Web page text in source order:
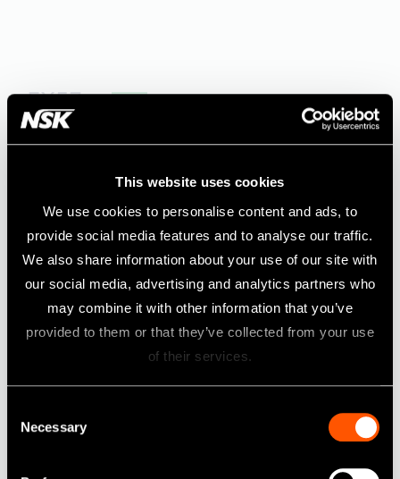
This website uses cookies
We use cookies to personalise content and ads, to
provide social media features and to analyse our traffic.
We also share information about your use of our site with
our social media, advertising and analytics partners who
may combine it with other information that you’ve
provided to them or that they’ve collected from your use
of their services.
Necessary